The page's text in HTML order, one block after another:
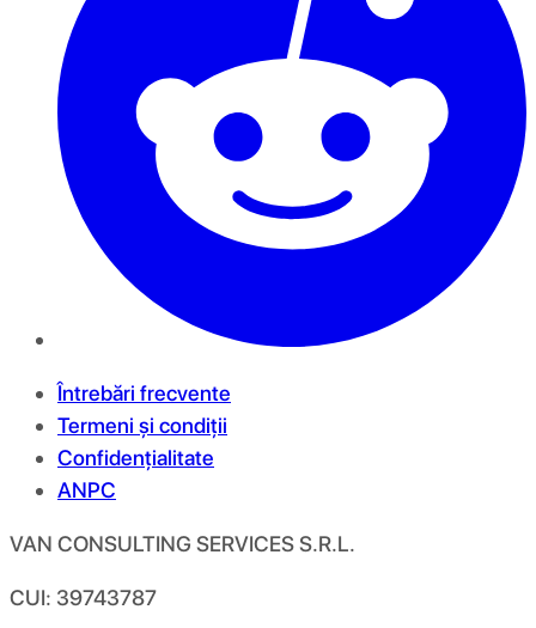
Întrebări frecvente
Termeni și condiții
Confidențialitate
ANPC
VAN CONSULTING SERVICES S.R.L.
CUI: 39743787